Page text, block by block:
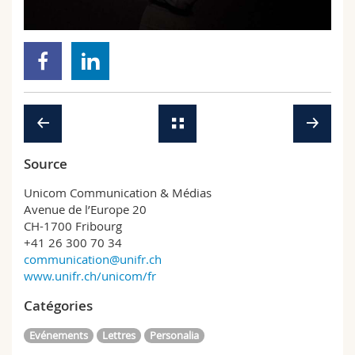
Interfacultaire
Doctorants
Programme des cours
MyUnifr
Source
Unicom Communication & Médias
Avenue de l’Europe 20
CH-1700 Fribourg
+41 26 300 70 34
communication@unifr.ch
www.unifr.ch/unicom/fr
Catégories
Evénements Lettres Personalia